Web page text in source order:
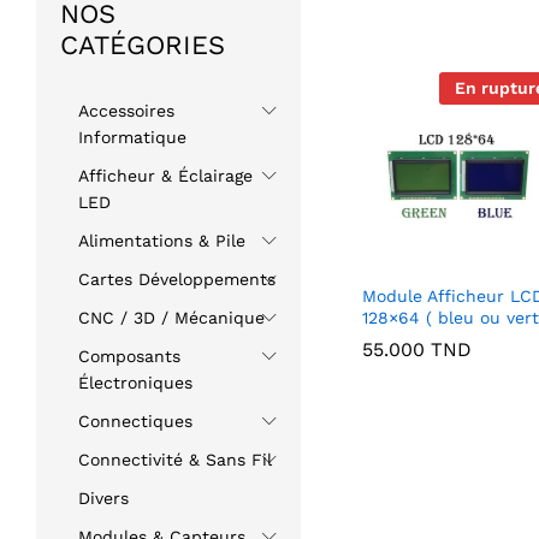
En
Module Afficheur
128×64 ( bleu ou
55.000 TND
NOS
CATÉGORIES
Accessoires
Informatique
Afficheur & Éclairage
LED
Alimentations & Pile
Cartes Développements
CNC / 3D / Mécanique
Composants
Électroniques
Connectiques
Connectivité & Sans Fil
Divers